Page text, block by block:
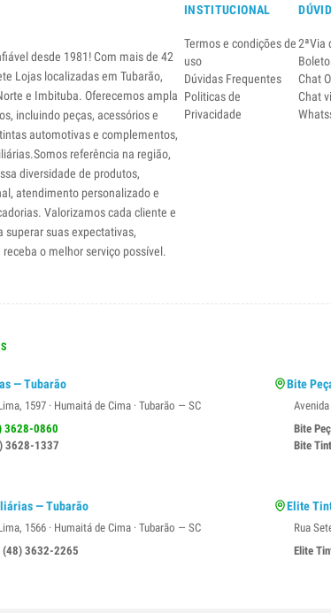
desde 1981! Com mais de 42
Lojas localizadas em Tubarão,
e Imbituba. Oferecemos ampla
incluindo peças, acessórios e
automotivas e complementos,
referência na região,
diversidade de produtos,
atendimento personalizado e
Valorizamos cada cliente e
superar suas expectativas,
o melhor serviço possível.
INSTITUCIONAL
Termos e condições de
uso
Dúvidas Frequentes
Politicas de
Privacidade
2ªVia
Chat
Chat
— Tubarão
1597 · Humaitá de Cima · Tubarão — SC
3628-0860
3628-1337
Bite
Bite
Bite
— Tubarão
1566 · Humaitá de Cima · Tubarão — SC
(48) 3632-2265
Elite
Rua
Elite